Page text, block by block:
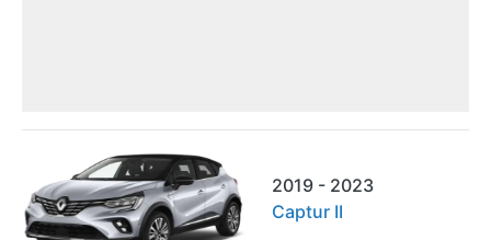
2019 - 2023
Captur II